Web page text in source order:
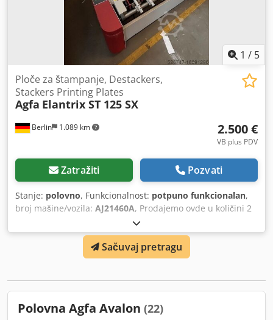
1 / 5
Berlin 1.089 km
Ploče za štampanje, Destackers,
Stackers Printing Plates
Agfa Elantrix ST 125 SX
2.500 €
VB plus PDV
Zatražiti Pozvati
Stanje: polovno, Funkcionalnost: potpuno funkcionalan,
broj mašine/vozila: AJ21460A, Prodajemo ovde u količini 2
destakera iz Agfe iz Elantrix serije. Savršeno funkcionišu i
mogu odmah da se pokupe. Codpfxotncgas Amueha Naša
cena po komadu je 2500,-€ na osnovu pregovora.
Sačuvaj pretragu
Polovna Agfa Avalon (22)